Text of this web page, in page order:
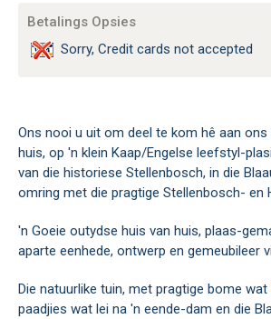
Betalings Opsies
Sorry, Credit cards not accepted
Ons nooi u uit om deel te kom hê aan ons
huis, op 'n klein Kaap/Engelse leefstyl-
van die historiese Stellenbosch, in die
omring met die pragtige Stellenbosch- en
'n Goeie outydse huis van huis, plaas-
aparte eenhede, ontwerp en gemeubileer
Die natuurlike tuin, met pragtige bome
paadjies wat lei na 'n eende-dam en die